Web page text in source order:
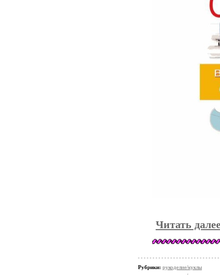
Читать
Рубрики: рукоделие/куклы